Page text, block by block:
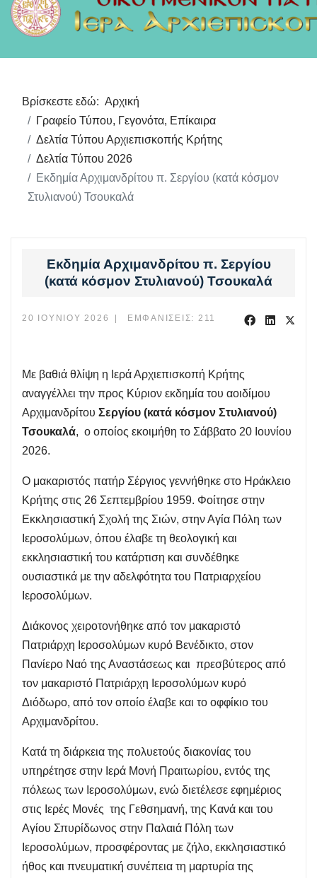
Βρίσκεστε εδώ: Αρχική
Γραφείο Τύπου, Γεγονότα, Επίκαιρα
Δελτία Τύπου Αρχιεπισκοπής Κρήτης
Δελτία Τύπου 2026
Εκδημία Αρχιμανδρίτου π. Σεργίου (κατά κόσμον
Στυλιανού) Τσουκαλά
Εκδημία Αρχιμανδρίτου π. Σεργίου
(κατά κόσμον Στυλιανού) Τσουκαλά
20 ΙΟΥΝΊΟΥ 2026 ΕΜΦΑΝΊΣΕΙΣ: 211
Με βαθιά θλίψη η Ιερά Αρχιεπισκοπή Κρήτης
αναγγέλλει την προς Κύριον εκδημία του αοιδίμου
Αρχιμανδρίτου Σεργίου (κατά κόσμον Στυλιανού)
Τσουκαλά, ο οποίος εκοιμήθη το Σάββατο 20 Ιουνίου
2026.
Ο μακαριστός πατήρ Σέργιος γεννήθηκε στο Ηράκλειο
Κρήτης στις 26 Σεπτεμβρίου 1959. Φοίτησε στην
Εκκλησιαστική Σχολή της Σιών, στην Αγία Πόλη των
Ιεροσολύμων, όπου έλαβε τη θεολογική και
εκκλησιαστική του κατάρτιση και συνδέθηκε
ουσιαστικά με την αδελφότητα του Πατριαρχείου
Ιεροσολύμων.
Διάκονος χειροτονήθηκε από τον μακαριστό
Πατριάρχη Ιεροσολύμων κυρό Βενέδικτο, στον
Πανίερο Ναό της Αναστάσεως και πρεσβύτερος από
τον μακαριστό Πατριάρχη Ιεροσολύμων κυρό
Διόδωρο, από τον οποίο έλαβε και το οφφίκιο του
Αρχιμανδρίτου.
Κατά τη διάρκεια της πολυετούς διακονίας του
υπηρέτησε στην Ιερά Μονή Πραιτωρίου, εντός της
πόλεως των Ιεροσολύμων, ενώ διετέλεσε εφημέριος
στις Ιερές Μονές της Γεθσημανή, της Κανά και του
Αγίου Σπυρίδωνος στην Παλαιά Πόλη των
Ιεροσολύμων, προσφέροντας με ζήλο, εκκλησιαστικό
ήθος και πνευματική συνέπεια τη μαρτυρία της